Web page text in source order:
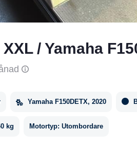
/ Yamaha
Yamaha F150DETX, 2020
kg Motortyp: Utombordare